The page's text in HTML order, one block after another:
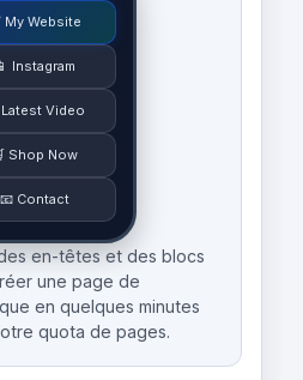
My Website
📱 Instagram
Latest Video
Shop Now
📧 Contact
en-têtes et des blocs
une page de
en quelques minutes
quota de pages.